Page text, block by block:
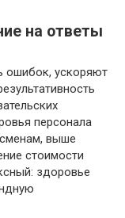
на ответы
ошибок, ускоряют
персонала
выше
стоимости
здоровье